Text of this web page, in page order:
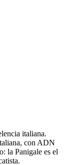
italiana.
con ADN
la Panigale es el